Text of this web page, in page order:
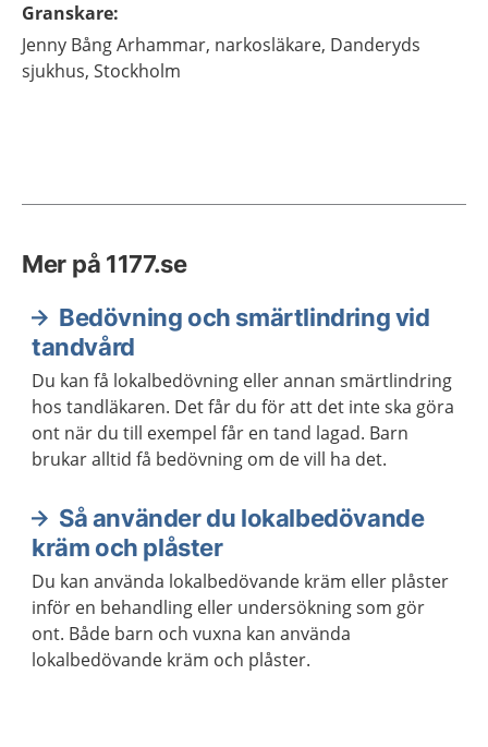
Granskare:
Jenny Bång Arhammar, narkosläkare, Danderyds
sjukhus, Stockholm
Mer på 1177.se
Bedövning och smärtlindring vid
tandvård
Du kan få lokalbedövning eller annan smärtlindring
hos tandläkaren. Det får du för att det inte ska göra
ont när du till exempel får en tand lagad. Barn
brukar alltid få bedövning om de vill ha det.
Så använder du lokalbedövande
kräm och plåster
Du kan använda lokalbedövande kräm eller plåster
inför en behandling eller undersökning som gör
ont. Både barn och vuxna kan använda
lokalbedövande kräm och plåster.